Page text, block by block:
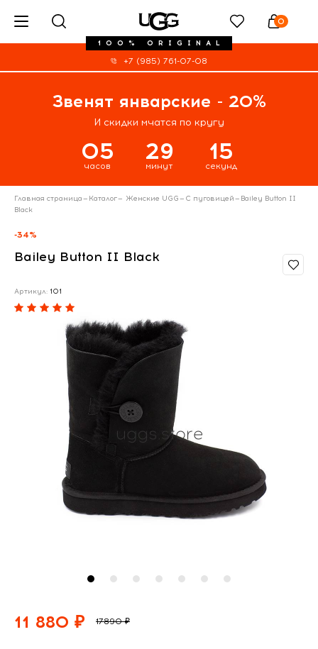
100% ORIGINAL
0
+7 (985) 761-07-08
Звенят январские - 20%
И скидки мчатся по кругу
05
часов
29
минут
14
секунд
Главная страница— Каталог— Женские UGG— С пуговицей— Bailey Button II
Black
-34%
Bailey Button II Black
Артикул: 101
11 880 ₽ 17890 ₽